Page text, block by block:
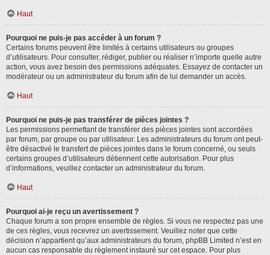
Haut
Pourquoi ne puis-je pas accéder à un forum ?
Certains forums peuvent être limités à certains utilisateurs ou groupes
d’utilisateurs. Pour consulter, rédiger, publier ou réaliser n’importe quelle autre
action, vous avez besoin des permissions adéquates. Essayez de contacter un
modérateur ou un administrateur du forum afin de lui demander un accès.
Haut
Pourquoi ne puis-je pas transférer de pièces jointes ?
Les permissions permettant de transférer des pièces jointes sont accordées
par forum, par groupe ou par utilisateur. Les administrateurs du forum ont peut-
être désactivé le transfert de pièces jointes dans le forum concerné, ou seuls
certains groupes d’utilisateurs détiennent cette autorisation. Pour plus
d’informations, veuillez contacter un administrateur du forum.
Haut
Pourquoi ai-je reçu un avertissement ?
Chaque forum a son propre ensemble de règles. Si vous ne respectez pas une
de ces règles, vous recevrez un avertissement. Veuillez noter que cette
décision n’appartient qu’aux administrateurs du forum, phpBB Limited n’est en
aucun cas responsable du règlement instauré sur cet espace. Pour plus